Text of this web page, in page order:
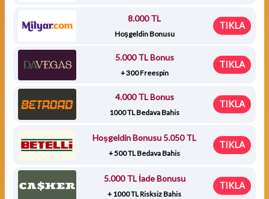
8.000 TL
Hoşgeldin Bonusu
TIKLA
5.000 TL Bonus
+ 300 Freespin
TIKLA
4.000 TL Bonus
1000 TL Bedava Bahis
TIKLA
Hoşgeldin Bonusu 5.050 TL
+ 500 TL Bedava Bahis
TIKLA
5.000 TL İade Bonusu
+ 1000 TL Risksiz Bahis
TIKLA